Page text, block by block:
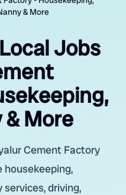
& More
Jobs
& More
Cement Factory
housekeeping,
driving,